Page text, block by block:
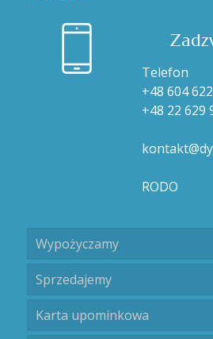
Telefon
+48 604
+48 22 629
RODO
Wypożyczamy
Sprzedajemy
Karta upominkowa